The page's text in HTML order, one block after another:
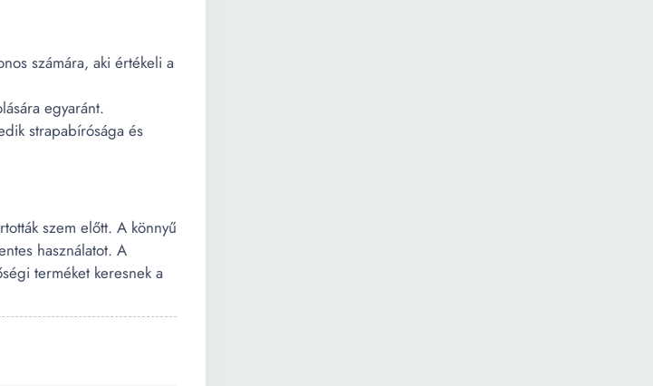
számára, aki értékeli a
egyaránt.
strapabírósága és
szem előtt. A könnyű
használatot. A
terméket keresnek a